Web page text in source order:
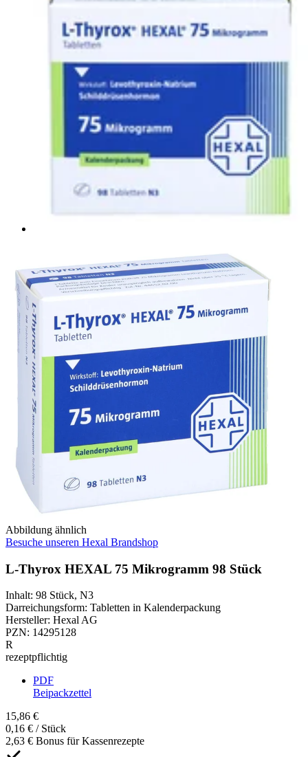
Abbildung ähnlich
Besuche unseren Hexal Brandshop
L-Thyrox HEXAL 75 Mikrogramm 98 Stück
Inhalt: 98 Stück, N3
Darreichungsform: Tabletten in Kalenderpackung
Hersteller: Hexal AG
PZN: 14295128
R
rezeptpflichtig
PDF
Beipackzettel
15,86 €
0,16 € / Stück
2,63 € Bonus für Kassenrezepte